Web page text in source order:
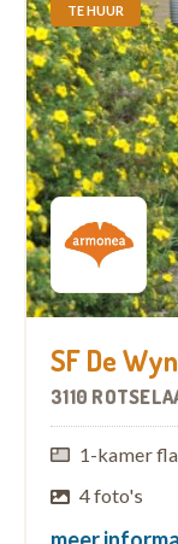
TE HUUR
SF De
3110
1-kamer
4 foto's